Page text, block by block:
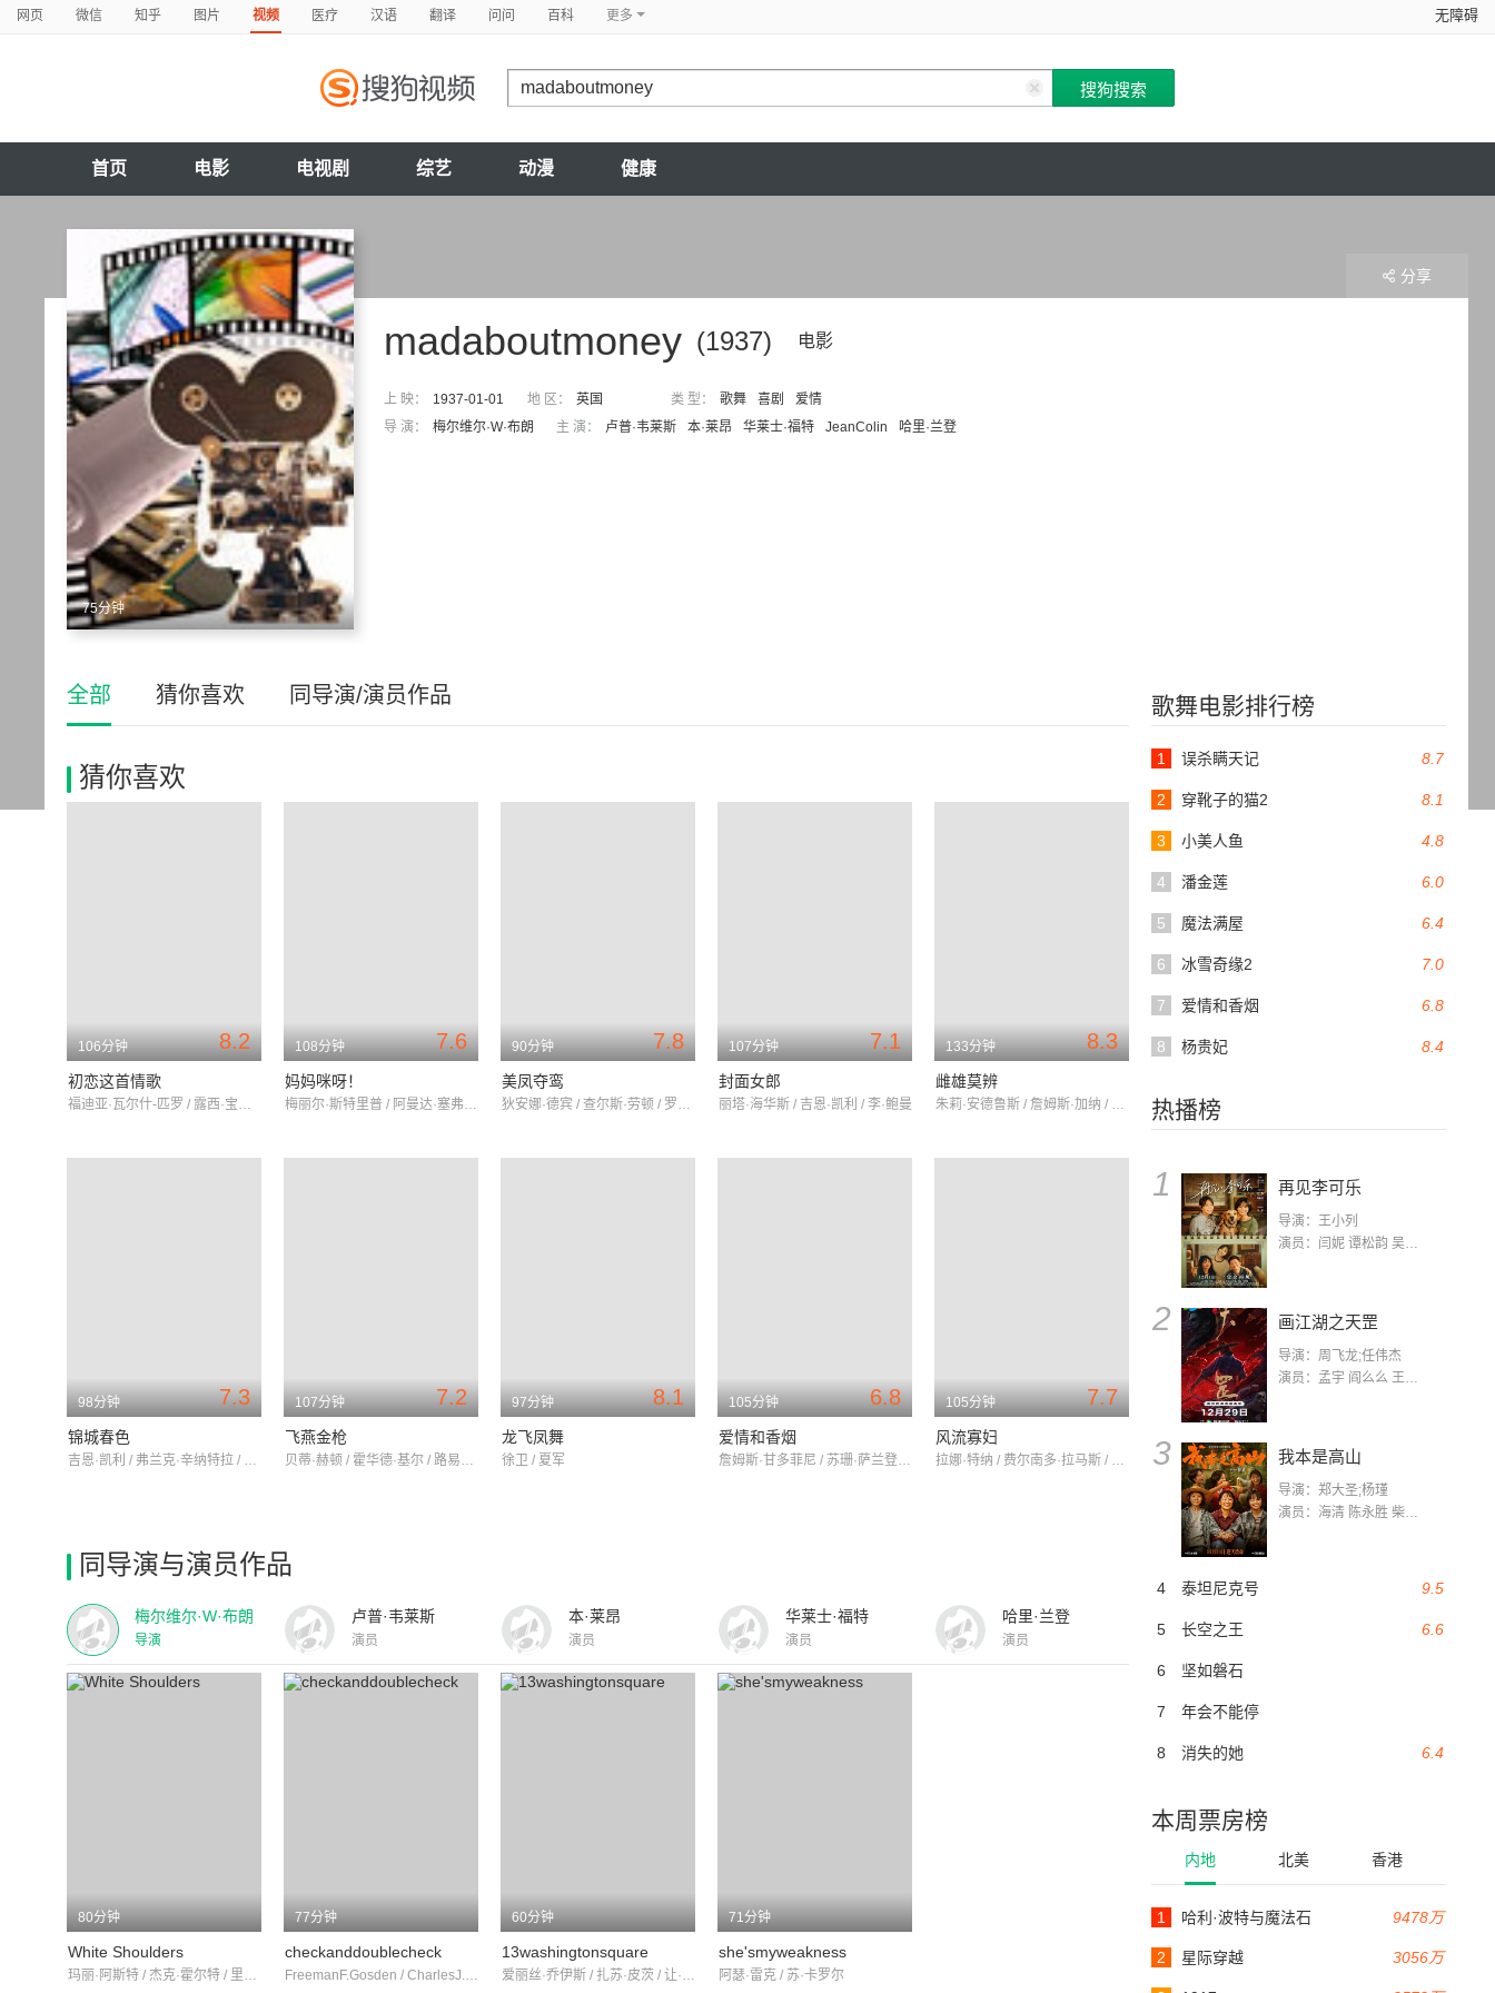
网页 微信 知乎 图片 视频 医疗 汉语 翻译 问问 百科 更多 无障碍
首页 电影 电视剧 综艺 动漫 健康
75分钟
(1937) 电影
madaboutmoney
上 映： 1937-01-01 地 区： 英国 类 型： 歌舞 喜剧
爱情
导 演：
梅尔维尔·W·布朗 主 演： 卢普·韦莱斯 本·莱昂 华莱士·福特 JeanColin 哈里·兰登
分享
歌舞电影排行榜
8.7
1 误杀瞒天记
8.1
2 穿靴子的猫2
4.8
3 小美人鱼
6.0
4 潘金莲
6.4
5 魔法满屋
7.0
6 冰雪奇缘2
6.8
7 爱情和香烟
8.4
8 杨贵妃
热播榜
1 再见李可乐
导演：王小列
演员：闫妮 谭松韵 吴京 蒋龙 赵小棠 冯雷 李虎城 平安 小七 小可乐
2 画江湖之天罡
导演：周飞龙;任伟杰
演员：孟宇 阎么么 王凯 郭政建 阎萌萌 杨默 高枫 齐斯伽 刘芊含 马程
3 我本是高山
导演：郑大圣;杨瑾
演员：海清 陈永胜 柴烨 王玥婷 万国鹏 美朵达瓦 赵瑞婷 罗解艳 郭莉娜 潘家艳
9.5
4 泰坦尼克号
6.6
5 长空之王
6 坚如磐石
7 年会不能停
6.4
8 消失的她
本周票房榜
内地 北美 香港
9478万
1 哈利·波特与魔法石
3056万
2 星际穿越
全部 猜你喜欢 同导演/演员作品
猜你喜欢
8.2
106分钟
初恋这首情歌
福迪亚·瓦尔什-匹罗 / 露西·宝通 / 杰克·莱诺
7.6
108分钟
妈妈咪呀！
梅丽尔·斯特里普 / 阿曼达·塞弗里德 / 皮尔斯·布鲁斯南
7.8
90分钟
美凤夺鸾
狄安娜·德宾 / 查尔斯·劳顿 / 罗伯特·卡明斯
7.1
107分钟
封面女郎
丽塔·海华斯 / 吉恩·凯利 / 李·鲍曼
8.3
133分钟
雌雄莫辨
朱莉·安德鲁斯 / 詹姆斯·加纳 / 罗伯特·普雷斯顿
7.3
98分钟
锦城春色
吉恩·凯利 / 弗兰克·辛纳特拉 / 朱尔斯·芒辛
7.2
107分钟
飞燕金枪
贝蒂·赫顿 / 霍华德·基尔 / 路易斯·卡尔亨
8.1
97分钟
龙飞凤舞
徐卫 / 夏军
6.8
105分钟
爱情和香烟
詹姆斯·甘多菲尼 / 苏珊·萨兰登 / 凯特·温斯莱特
7.7
105分钟
风流寡妇
拉娜·特纳 / 费尔南多·拉马斯 / 尤娜·默克尔
同导演与演员作品
梅尔维尔·W·布朗
导演
卢普·韦莱斯
演员
本·莱昂
演员
华莱士·福特
演员
哈里·兰登
演员
80分钟
White Shoulders
玛丽·阿斯特 / 杰克·霍尔特 / 里卡多·柯兹
77分钟
checkanddoublecheck
FreemanF.Gosden / CharlesJ.Correll / 苏·卡罗尔
60分钟
13washingtonsquare
爱丽丝·乔伊斯 / 扎苏·皮茨 / 让·赫肖尔特
71分钟
she'smyweakness
阿瑟·雷克 / 苏·卡罗尔